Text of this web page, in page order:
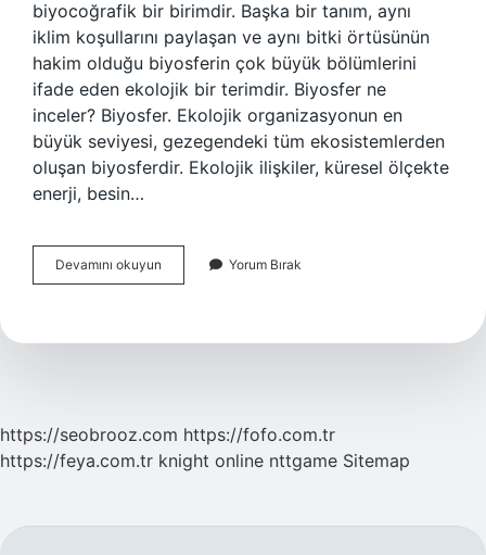
biyocoğrafik bir birimdir. Başka bir tanım, aynı
iklim koşullarını paylaşan ve aynı bitki örtüsünün
hakim olduğu biyosferin çok büyük bölümlerini
ifade eden ekolojik bir terimdir. Biyosfer ne
inceler? Biyosfer. Ekolojik organizasyonun en
büyük seviyesi, gezegendeki tüm ekosistemlerden
oluşan biyosferdir. Ekolojik ilişkiler, küresel ölçekte
enerji, besin…
Devamını okuyun Biyosfer
Ne
Yorum Bırak
https://seobrooz.com https://fofo.com.tr
https://feya.com.tr knight online nttgame Sitemap